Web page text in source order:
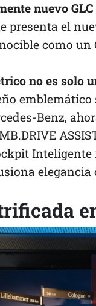
nuevo GLC
presenta el
como un
no es solo
Benz,